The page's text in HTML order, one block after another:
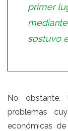
primer
sostuvo
No obstante,
problemas
económicas